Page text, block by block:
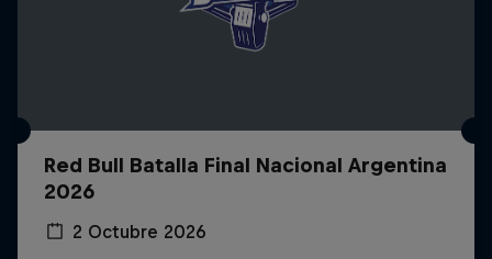
Red Bull Batalla Final Nacional Argentina
2026
2 Octubre 2026